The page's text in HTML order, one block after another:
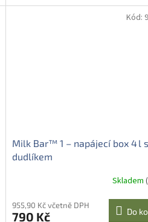
Milk Bar™ 1 – napájecí box 4 l s
dudlíkem
Skladem
955,90 Kč včetně DPH
790 Kč Do
Kód: